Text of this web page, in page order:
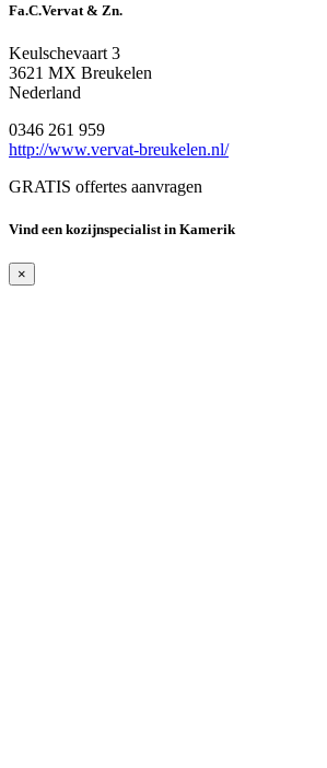
Fa.C.Vervat & Zn.
Keulschevaart 3
3621 MX Breukelen
Nederland
0346 261 959
http://www.vervat-breukelen.nl/
GRATIS offertes aanvragen
Vind een kozijnspecialist in Kamerik
×